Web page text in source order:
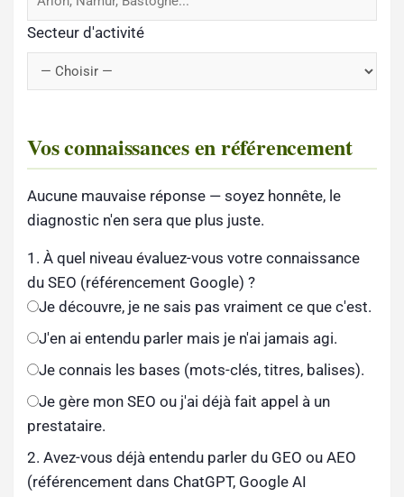
Secteur d'activité
Vos connaissances en référencement
Aucune mauvaise réponse — soyez honnête, le
diagnostic n'en sera que plus juste.
1. À quel niveau évaluez-vous votre connaissance
du SEO (référencement Google) ?
Je découvre, je ne sais pas vraiment ce que c'est.
J'en ai entendu parler mais je n'ai jamais agi.
Je connais les bases (mots-clés, titres, balises).
Je gère mon SEO ou j'ai déjà fait appel à un
prestataire.
2. Avez-vous déjà entendu parler du GEO ou AEO
(référencement dans ChatGPT, Google AI